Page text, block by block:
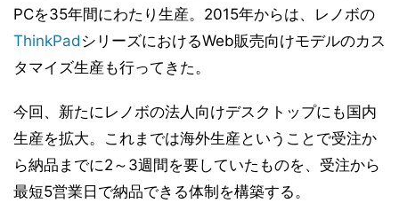
PCを35年間にわたり生産。2015年からは、レノボの
ThinkPad シリーズにおけるWeb販売向けモデルのカス
タマイズ生産も行ってきた。
今回、新たにレノボの法人向けデスクトップにも国内
生産を拡大。これまでは海外生産ということで受注か
ら納品までに2～3週間を要していたものを、受注から
最短5営業日で納品できる体制を構築する。